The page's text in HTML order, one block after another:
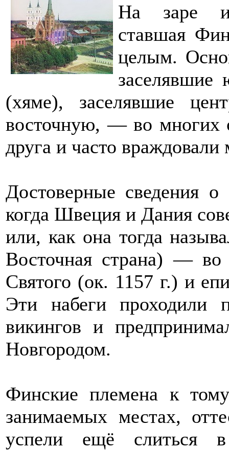
На заре
ставшая
целым.
заселявшие
(хяме), заселявшие
восточную, — во многих
друга и часто
Достоверные сведения
когда Швеция и Дания
или, как она тогда
Восточная страна) — во
Святого (ок. 1157 г.) и
Эти набеги проходили
викингов и
Новгородом.
Финские племена к
занимаемых местах,
успели ещё слиться